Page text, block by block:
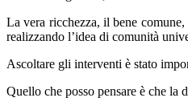
La vera ricchezza, il bene
realizzando l’idea di comunità
Ascoltare gli interventi è stato
Quello che posso pensare è che la